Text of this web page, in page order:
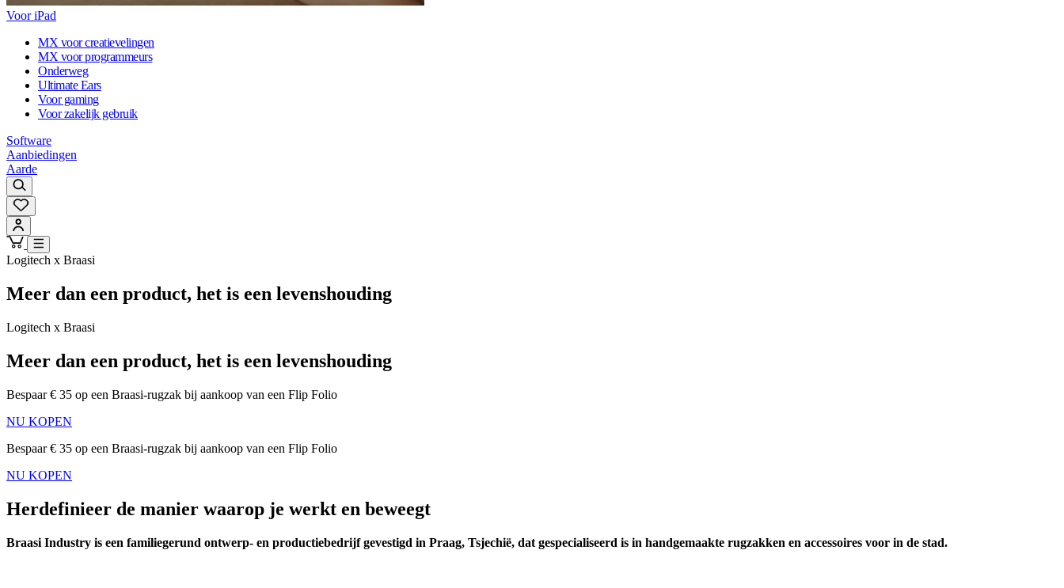
Voor iPad
MX voor creatievelingen
MX voor programmeurs
Onderweg
Ultimate Ears
Voor gaming
Voor zakelijk gebruik
Software
Aanbiedingen
Aarde
Logitech x Braasi
Meer dan een product, het is een levenshouding
Logitech x Braasi
Meer dan een product, het is een levenshouding
Bespaar € 35 op een Braasi-rugzak bij aankoop van een Flip Folio
NU KOPEN
Bespaar € 35 op een Braasi-rugzak bij aankoop van een Flip Folio
NU KOPEN
Herdefinieer de manier waarop je werkt en beweegt
Braasi Industry is een familiegerund ontwerp- en productiebedrijf gevestigd in Praag, Tsjechië, dat gespecialiseerd is in handgemaakte rugzakken en accessoires voor in de stad.